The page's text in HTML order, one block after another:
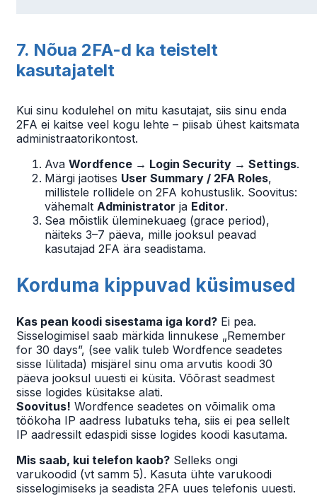
7. Nõua 2FA-d ka teistelt
kasutajatelt
Kui sinu kodulehel on mitu kasutajat, siis sinu enda
2FA ei kaitse veel kogu lehte – piisab ühest kaitsmata
administraatorikontost.
Ava Wordfence → Login Security → Settings.
Märgi jaotises User Summary / 2FA Roles,
millistele rollidele on 2FA kohustuslik. Soovitus:
vähemalt Administrator ja Editor.
Sea mõistlik üleminekuaeg (grace period),
näiteks 3–7 päeva, mille jooksul peavad
kasutajad 2FA ära seadistama.
Korduma kippuvad küsimused
Kas pean koodi sisestama iga kord? Ei pea.
Sisselogimisel saab märkida linnukese „Remember
for 30 days”, (see valik tuleb Wordfence seadetes
sisse lülitada) misjärel sinu oma arvutis koodi 30
päeva jooksul uuesti ei küsita. Võõrast seadmest
sisse logides küsitakse alati.
Soovitus! Wordfence seadetes on võimalik oma
töökoha IP aadress lubatuks teha, siis ei pea sellelt
IP aadressilt edaspidi sisse logides koodi kasutama.
Mis saab, kui telefon kaob? Selleks ongi
varukoodid (vt samm 5). Kasuta ühte varukoodi
sisselogimiseks ja seadista 2FA uues telefonis uuesti.